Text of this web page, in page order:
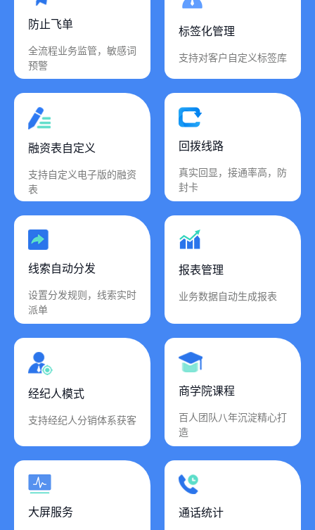
防止飞单
全流程业务监管，敏感词
预警
标签化管理
支持对客户自定义标签库
融资表自定义
支持自定义电子版的融资
表
回拨线路
真实回显，接通率高，防
封卡
线索自动分发
设置分发规则，线索实时
派单
报表管理
业务数据自动生成报表
经纪人模式
支持经纪人分销体系获客
商学院课程
百人团队八年沉淀精心打
造
大屏服务 通话统计